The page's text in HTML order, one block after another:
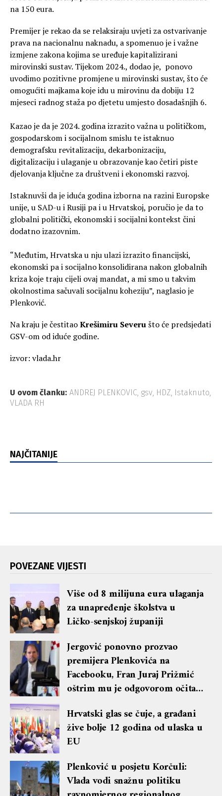
na 150 eura.
Premijer je rekao da se relaksiraju uvjeti za ostvarivanje
prava na nacionalnu naknadu, a spomenuo je i važne
izmjene zakona kojima se uređuje kapitalizirani
mirovinski sustav. Tijekom 2024., dodao je, ponovo
uvodimo pozitivne promjene u mirovinski sustav, što će
omogućiti majkama koje idu u mirovinu da dobiju 12
mjeseci radnog staža po djetetu umjesto dosadašnjih 6.
Kazao je da je 2024. godina izrazito važna u političkom,
gospodarskom i socijalnom smislu te istaknuo
demografsku revitalizaciju, dekarbonizaciju,
digitalizaciju i ulaganje u obrazovanje kao četiri piste
djelovanja ključne za društveni i ekonomski razvoj.
Istaknuvši da je iduća godina izborna na razini Europske
unije, u SAD-u i Rusiji pa i u Hrvatskoj, poručio je da to
globalni politički, ekonomski i socijalni kontekst čini
dodatno izazovnim.
“Međutim, Hrvatska u nju ulazi izrazito financijski,
ekonomski pa i socijalno konsolidirana nakon globalnih
kriza koje traju cijeli ovaj mandat, a mi smo u takvim
okolnostima sačuvali socijalnu koheziju”, naglasio je
Plenković.
Na kraju je čestitaoKrešimiru Severušto će predsjedati
GSV-om od iduće godine.
izvor: vlada.hr
U ovom članku: ANDREJ PLENKOVIC gsv HDZ Istaknuto
VLADA RH
NAJČITANIJE
POVEZANE VIJESTI
Više od 8 milijuna eura ulaganja
za unapređenje školstva u
Ličko-senjskoj županiji
Jergović ponovno prozvao
premijera Plenkovića na
Facebooku, Fran Juraj Prižmić
oštrim mu je odgovorom očitao
komentara
Hrvatski glas se čuje, a građani
žive bolje 12 godina od ulaska u
EU
Plenković u posjetu Korčuli:
Vlada vodi snažnu politiku